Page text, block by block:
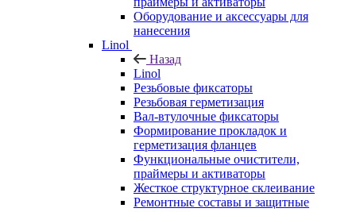
Оборудование и аксессуары для
нанесения
Linol
Назад
Linol
Резьбовые фиксаторы
Резьбовая герметизация
Вал-втулочные фиксаторы
Формирование прокладок и
герметизация фланцев
Функциональные очистители,
праймеры и активаторы
Жесткое структурное склеивание
Ремонтные составы и защитные